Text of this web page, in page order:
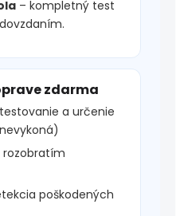
– kompletný test
zdarma
a určenie
rozobratím
poškodených